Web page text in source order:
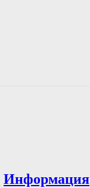
Информация